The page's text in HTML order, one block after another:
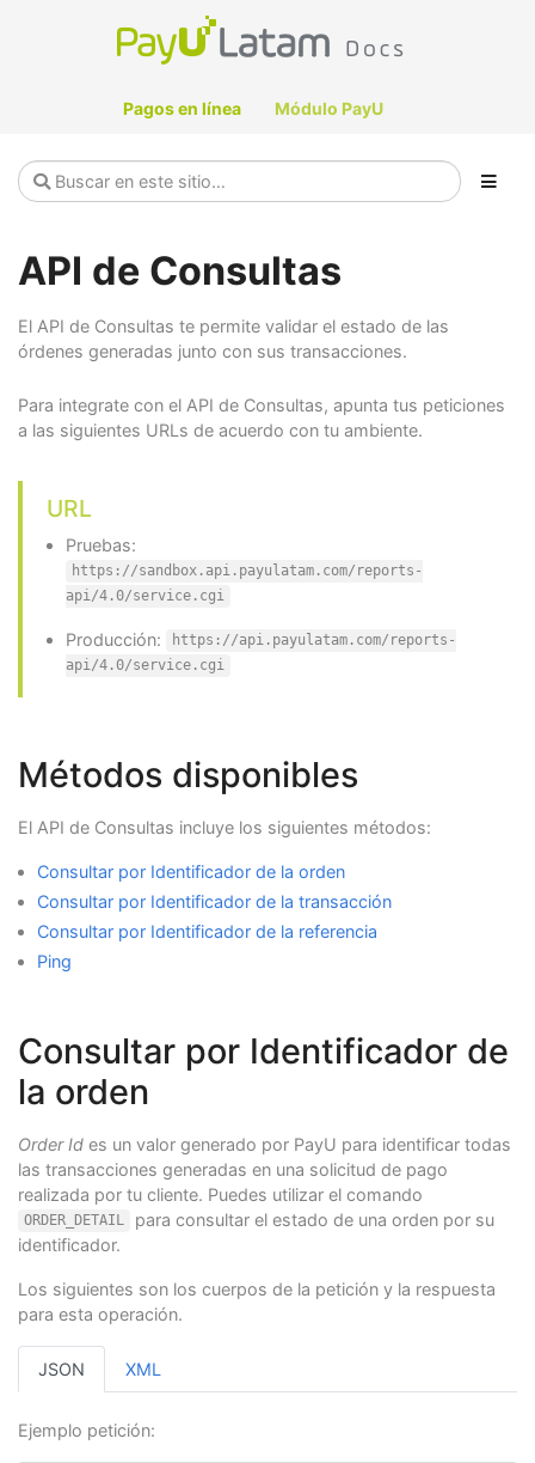
Pagos en línea Módulo PayU
API de Consultas
El API de Consultas te permite validar el estado de las
órdenes generadas junto con sus transacciones.
Para integrate con el API de Consultas, apunta tus peticiones
a las siguientes URLs de acuerdo con tu ambiente.
URL
Pruebas:
https://sandbox.api.payulatam.com/reports-
api/4.0/service.cgi
Producción:
https://api.payulatam.com/reports-
api/4.0/service.cgi
Métodos disponibles
El API de Consultas incluye los siguientes métodos:
Consultar por Identificador de la orden
Consultar por Identificador de la transacción
Consultar por Identificador de la referencia
Ping
Consultar por Identificador de
la orden
Order Id es un valor generado por PayU para identificar todas
las transacciones generadas en una solicitud de pago
realizada por tu cliente. Puedes utilizar el comando
ORDER_DETAIL
para consultar el estado de una orden por su
identificador.
Los siguientes son los cuerpos de la petición y la respuesta
para esta operación.
JSON XML
Ejemplo petición: